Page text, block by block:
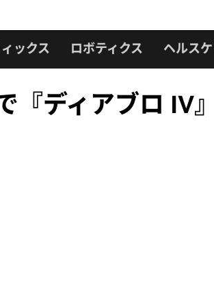
ックス ロボティクス ヘルス
『ディアブロ IV